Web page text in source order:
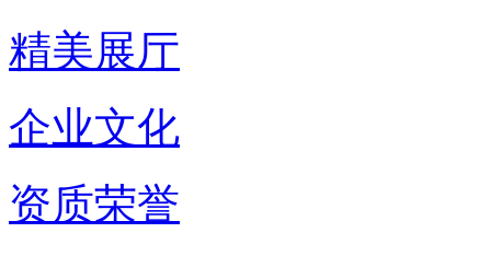
精美展厅
企业文化
资质荣誉